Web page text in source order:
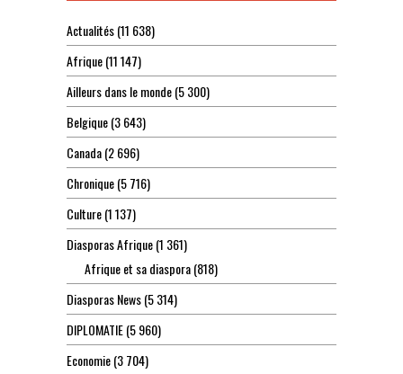
Actualités(11 638)
Afrique(11 147)
Ailleurs dans le monde(5 300)
Belgique(3 643)
Canada(2 696)
Chronique(5 716)
Culture(1 137)
Diasporas Afrique(1 361)
Afrique et sa diaspora(818)
Diasporas News(5 314)
DIPLOMATIE(5 960)
Economie(3 704)